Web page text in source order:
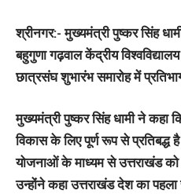
श्रीनगर:-मुख्यमंत्री पुष्कर सिंह
बहुगुणा गढ़वाल केंद्रीय
छात्रसंघ शुभारंभ समारोह में
मुख्यमंत्री पुष्कर सिंह धामी ने कहा
विकास के लिए पूर्ण रूप से प्रतिबद्ध
योजनाओं के माध्यम से उत्तराखंड
उन्होंने कहा उत्तराखंड देश का